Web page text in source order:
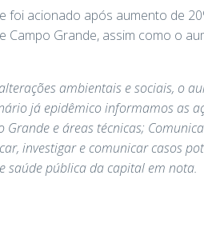
foi acionado após aumento de
Campo Grande, assim como o
ambientais e sociais, o
já epidêmico informamos as
Grande e áreas técnicas;
investigar e comunicar casos
saúde pública da capital em nota.